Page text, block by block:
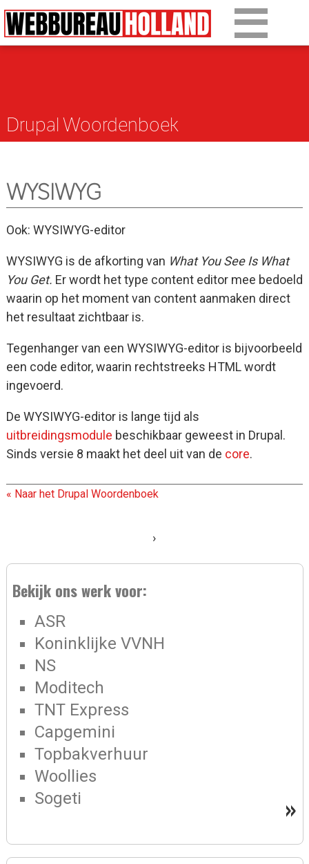
Drupal WoordenboekOver Drupal
Contact
WYSIWYG
Ook: WYSIWYG-editor
WYSIWYG is de afkorting van What You See Is What
You Get. Er wordt het type content editor mee bedoeld
waarin op het moment van content aanmaken direct
het resultaat zichtbaar is.
Tegenhanger van een WYSIWYG-editor is bijvoorbeeld
een code editor, waarin rechtstreeks HTML wordt
ingevoerd.
De WYSIWYG-editor is lange tijd als
uitbreidingsmodule beschikbaar geweest in Drupal.
Sinds versie 8 maakt het deel uit van de core.
« Naar het Drupal Woordenboek
›
Bekijk ons werk voor:
ASR
Koninklijke VVNH
NS
Moditech
TNT Express
Capgemini
Topbakverhuur
Woollies
Sogeti
»